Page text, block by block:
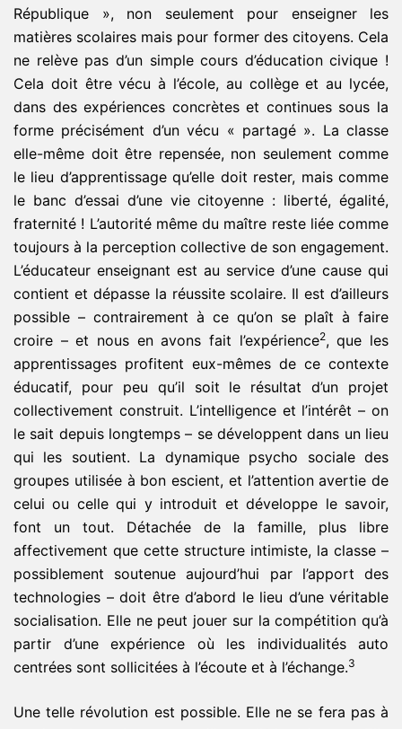
République », non seulement pour enseigner les
matières scolaires mais pour former des citoyens. Cela
ne relève pas d’un simple cours d’éducation civique !
Cela doit être vécu à l’école, au collège et au lycée,
dans des expériences concrètes et continues sous la
forme précisément d’un vécu « partagé ». La classe
elle-même doit être repensée, non seulement comme
le lieu d’apprentissage qu’elle doit rester, mais comme
le banc d’essai d’une vie citoyenne : liberté, égalité,
fraternité ! L’autorité même du maître reste liée comme
toujours à la perception collective de son engagement.
L’éducateur enseignant est au service d’une cause qui
contient et dépasse la réussite scolaire. Il est d’ailleurs
possible – contrairement à ce qu’on se plaît à faire
croire – et nous en avons fait l’expérience2, que les
apprentissages profitent eux-mêmes de ce contexte
éducatif, pour peu qu’il soit le résultat d’un projet
collectivement construit. L’intelligence et l’intérêt – on
le sait depuis longtemps – se développent dans un lieu
qui les soutient. La dynamique psycho sociale des
groupes utilisée à bon escient, et l’attention avertie de
celui ou celle qui y introduit et développe le savoir,
font un tout. Détachée de la famille, plus libre
affectivement que cette structure intimiste, la classe –
possiblement soutenue aujourd’hui par l’apport des
technologies – doit être d’abord le lieu d’une véritable
socialisation. Elle ne peut jouer sur la compétition qu’à
partir d’une expérience où les individualités auto
centrées sont sollicitées à l’écoute et à l’échange.3
Une telle révolution est possible. Elle ne se fera pas à